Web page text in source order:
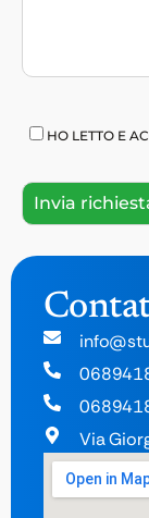
Via
HO LETTO E